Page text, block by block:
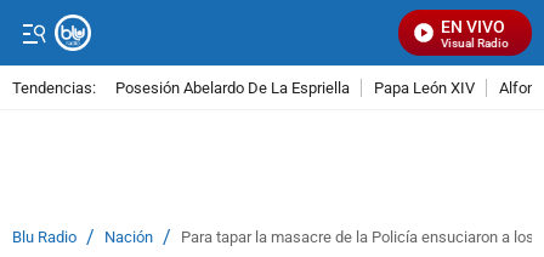
EN VIVO
Señal Visual Radio
Tendencias: Posesión Abelardo De La Espriella Papa León XIV
Blu Radio / Nación / Para tapar la masacre de la Policía ensuciaron a los